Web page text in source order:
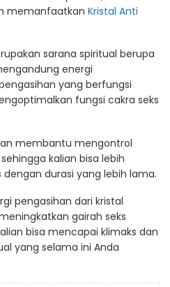
memanfaatkan Kristal Anti
sarana spiritual berupa
energi
yang berfungsi
fungsi cakra seks
membantu mengontrol
kalian bisa lebih
durasi yang lebih lama.
pengasihan dari kristal
gairah seks
bisa mencapai klimaks dan
yang selama ini Anda